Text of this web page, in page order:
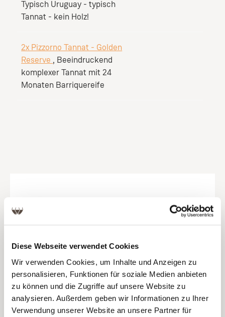
Diese Webseite verwendet Cookies
Wir verwenden Cookies, um Inhalte und Anzeigen zu
personalisieren, Funktionen für soziale Medien anbieten
zu können und die Zugriffe auf unsere Website zu
analysieren. Außerdem geben wir Informationen zu Ihrer
Verwendung unserer Website an unsere Partner für
Typisch Uruguay - typisch
Tannat - kein Holz!
2x Pizzorno Tannat - Golden
Reserve , Beeindruckend
komplexer Tannat mit 24
Monaten Barriquereife